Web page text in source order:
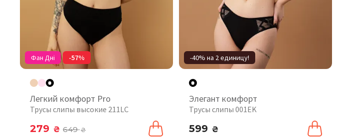
Фан Дні -57%
Легкий комфорт Pro
Трусы слипы высокие 211LC
279 ₴ 649₴
-40% на 2 единицу!
Элегант комфорт
Трусы слипы 001EK
599 ₴